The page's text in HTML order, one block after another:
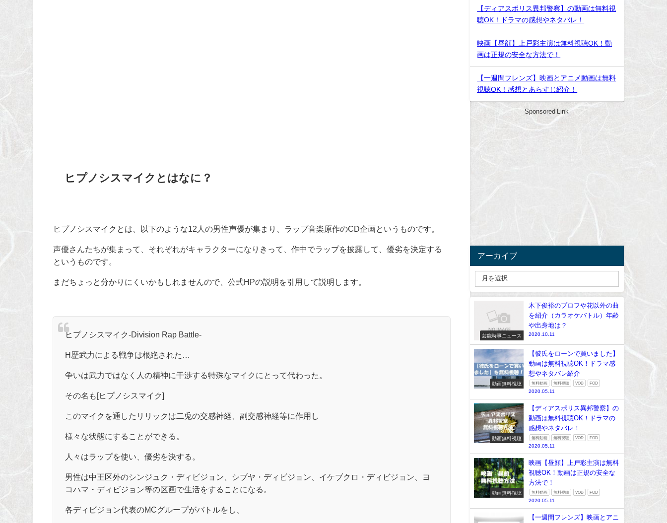
ヒプノシスマイクとはなに？
ヒプノシスマイクとは、以下のような12 人の男性声優が集まり、ラップ音楽原作のCD企画というものです。
声優さんたちが集まって、それぞれがキャラクターになりきって、作中でラップを披露して、優劣を決定する
というものです。
まだちょっと分かりにくいかもしれませんので、公式HPの説明を引用して説明します。
ヒプノシスマイク-Division Rap Battle-
H歴武力による戦争は根絶された…
争いは武力ではなく人の精神に干渉する特殊なマイクにとって代わった。
その名も[ヒプノシスマイク]
このマイクを通したリリックは二兎の交感神経、副交感神経等に作用し
様々な状態にすることができる。
人々はラップを使い、優劣を決する。
男性は中王区外のシンジュク・ディビジョン、シブヤ・ディビジョン、イケブクロ・ディビジョン、ヨ
コハマ・ディビジョン等の区画で生活をすることになる。
各ディビジョン代表のMCグループがバトルをし、
【ディアスポリス異邦警察】の動画は無料視
聴OK！ドラマの感想やネタバレ！
映画【昼顔】上戸彩主演は無料視聴OK！動
画は正規の安全な方法で！
【一週間フレンズ】映画とアニメ動画は無料
視聴OK！感想とあらすじ紹介！
Sponsored Link
アーカイブ
芸能時事ニュース
木下俊裕のプロフや花以外の曲
を紹介（カラオケバトル）年齢
や出身地は？
2020.10.11
動画無料視聴
【彼氏をローンで買いました】
動画は無料視聴OK！ドラマ感
想やネタバレ紹介
無料動画 無料視聴 VOD FOD
2020.05.11
動画無料視聴
【ディアスポリス異邦警察】の
動画は無料視聴OK！ドラマの
感想やネタバレ！
無料動画 無料視聴 VOD FOD
2020.05.11
動画無料視聴
映画【昼顔】上戸彩主演は無料
視聴OK！動画は正規の安全な
方法で！
無料動画 無料視聴 VOD FOD
2020.05.11
【一週間フレンズ】映画とアニ